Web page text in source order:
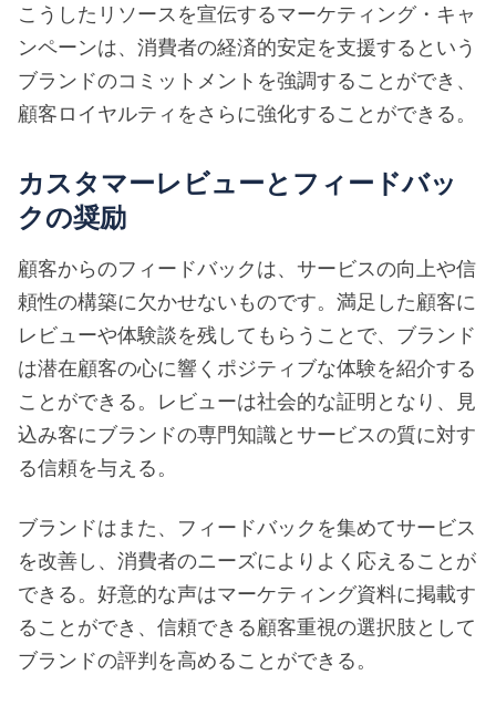
こうしたリソースを宣伝するマーケティング・キャ
ンペーンは、消費者の経済的安定を支援するという
ブランドのコミットメントを強調することができ、
顧客ロイヤルティをさらに強化することができる。
カスタマーレビューとフィードバッ
クの奨励
顧客からのフィードバックは、サービスの向上や信
頼性の構築に欠かせないものです。満足した顧客に
レビューや体験談を残してもらうことで、ブランド
は潜在顧客の心に響くポジティブな体験を紹介する
ことができる。レビューは社会的な証明となり、見
込み客にブランドの専門知識とサービスの質に対す
る信頼を与える。
ブランドはまた、フィードバックを集めてサービス
を改善し、消費者のニーズによりよく応えることが
できる。好意的な声はマーケティング資料に掲載す
ることができ、信頼できる顧客重視の選択肢として
ブランドの評判を高めることができる。